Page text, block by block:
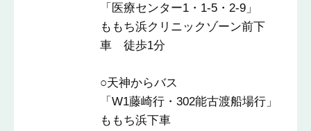
「医療センター1・1-5・2-9」
ももち浜クリニックゾーン前下
車 徒歩1分
○天神からバス
「W1藤崎行・302能古渡船場行」
ももち浜下車